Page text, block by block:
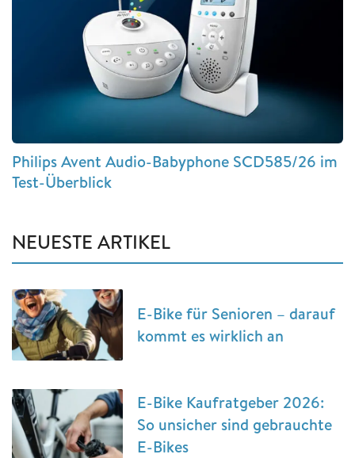
Philips Avent Audio-Babyphone SCD585/26 im
Test-Überblick
NEUESTE ARTIKEL
E-Bike für Senioren – darauf
kommt es wirklich an
E-Bike Kaufratgeber 2026:
So unsicher sind gebrauchte
E-Bikes